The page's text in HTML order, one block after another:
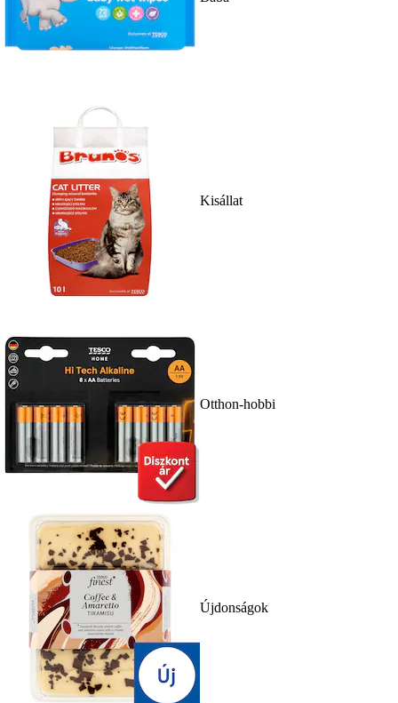
Kisállat
Otthon-hobbi
Újdonságok